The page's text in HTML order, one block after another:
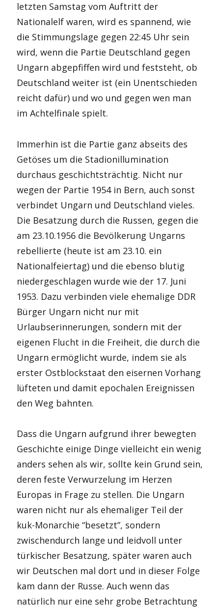
letzten Samstag vom Auftritt der
Nationalelf waren, wird es spannend, wie
die Stimmungslage gegen 22:45 Uhr sein
wird, wenn die Partie Deutschland gegen
Ungarn abgepfiffen wird und feststeht, ob
Deutschland weiter ist (ein Unentschieden
reicht dafür) und wo und gegen wen man
im Achtelfinale spielt.
Immerhin ist die Partie ganz abseits des
Getöses um die Stadionillumination
durchaus geschichtsträchtig. Nicht nur
wegen der Partie 1954 in Bern, auch sonst
verbindet Ungarn und Deutschland vieles.
Die Besatzung durch die Russen, gegen die
am 23.10.1956 die Bevölkerung Ungarns
rebellierte (heute ist am 23.10. ein
Nationalfeiertag) und die ebenso blutig
niedergeschlagen wurde wie der 17. Juni
1953. Dazu verbinden viele ehemalige DDR
Bürger Ungarn nicht nur mit
Urlaubserinnerungen, sondern mit der
eigenen Flucht in die Freiheit, die durch die
Ungarn ermöglicht wurde, indem sie als
erster Ostblockstaat den eisernen Vorhang
lüfteten und damit epochalen Ereignissen
den Weg bahnten.
Dass die Ungarn aufgrund ihrer bewegten
Geschichte einige Dinge vielleicht ein wenig
anders sehen als wir, sollte kein Grund sein,
deren feste Verwurzelung im Herzen
Europas in Frage zu stellen. Die Ungarn
waren nicht nur als ehemaliger Teil der
kuk-Monarchie “besetzt”, sondern
zwischendurch lange und leidvoll unter
türkischer Besatzung, später waren auch
wir Deutschen mal dort und in dieser Folge
kam dann der Russe. Auch wenn das
natürlich nur eine sehr grobe Betrachtung